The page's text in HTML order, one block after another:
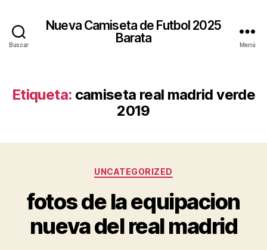
Buscar
Nueva Camiseta de Futbol 2025
Barata
Menú
Etiqueta: camiseta real madrid verde
2019
Categorías
UNCATEGORIZED
fotos de la equipacion
nueva del real madrid